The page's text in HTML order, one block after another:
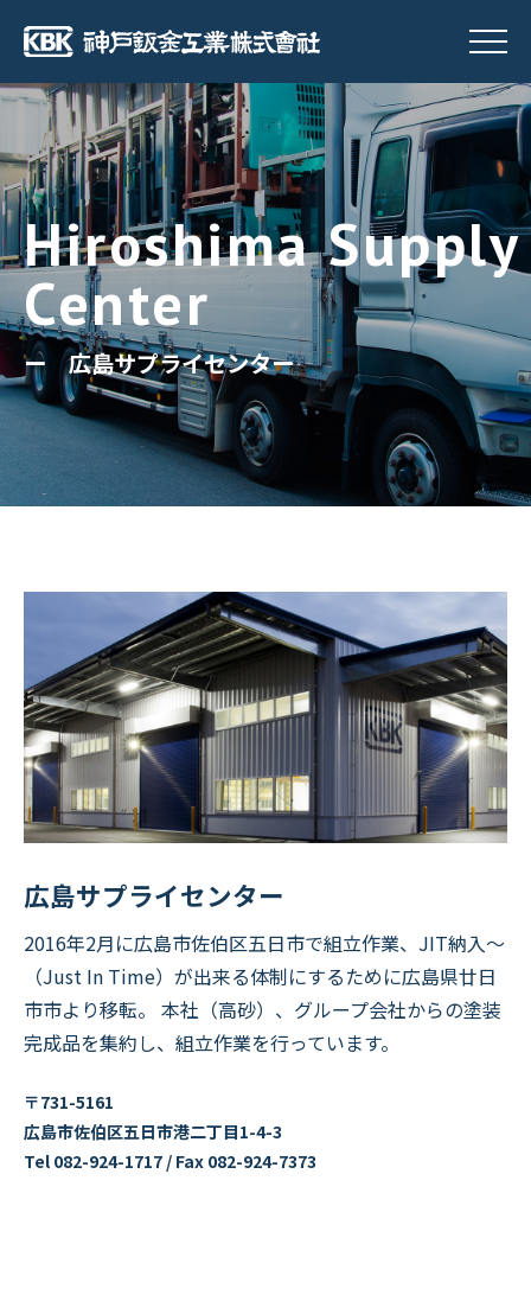
ー 広島サプライセンター
広島サプライセンター
2016年2月に広島市佐伯区五日市で組立作業、JIT納入～
（Just In Time）が出来る体制にするために広島県廿日
市市より移転。 本社（高砂）、グループ会社からの塗装
完成品を集約し、組立作業を行っています。
〒731-5161
広島市佐伯区五日市港二丁目1-4-3
Tel 082-924-1717 / Fax 082-924-7373